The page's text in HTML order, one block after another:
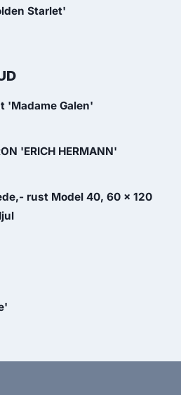
Starlet'
'Madame Galen'
'ERICH HERMANN'
rust Model 40, 60 x 120